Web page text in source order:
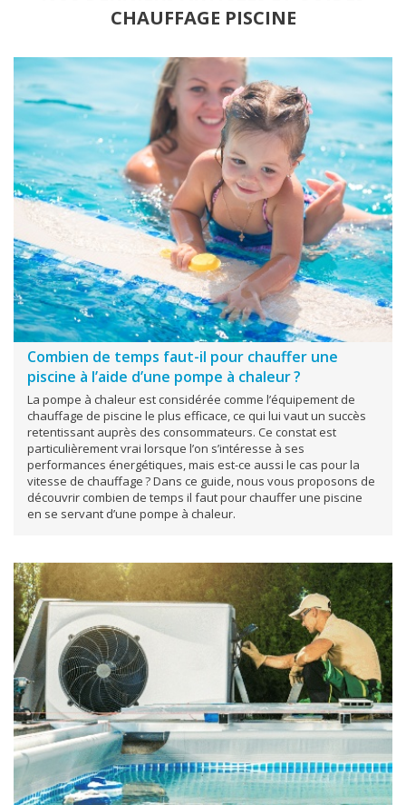
CHAUFFAGE PISCINE
Combien de temps faut-il pour chauffer une
piscine à l’aide d’une pompe à chaleur ?
La pompe à chaleur est considérée comme l’équipement de
chauffage de piscine le plus efficace, ce qui lui vaut un succès
retentissant auprès des consommateurs. Ce constat est
particulièrement vrai lorsque l’on s’intéresse à ses
performances énergétiques, mais est-ce aussi le cas pour la
vitesse de chauffage ? Dans ce guide, nous vous proposons de
découvrir combien de temps il faut pour chauffer une piscine
en se servant d’une pompe à chaleur.